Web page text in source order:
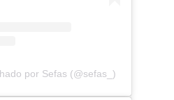
por Sefas (@sefas_)